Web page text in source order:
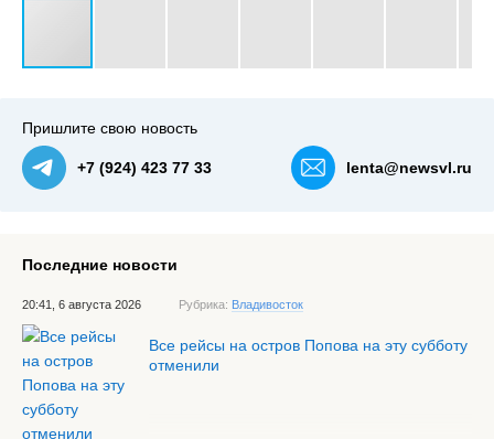
Пришлите свою новость
+7 (924) 423 77 33 lenta@newsvl.ru
Последние новости
20:41, 6 августа 2026 Рубрика: Владивосток
Все рейсы на остров Попова на эту субботу
отменили